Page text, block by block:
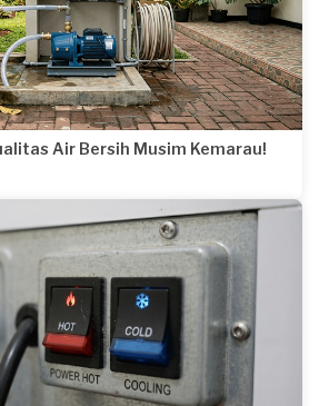
Air Bersih Musim Kemarau!